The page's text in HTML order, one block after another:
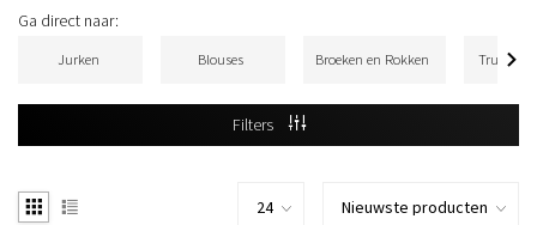
Ga direct naar:
Jurken Blouses Broeken en Rokken Truien &
Filters